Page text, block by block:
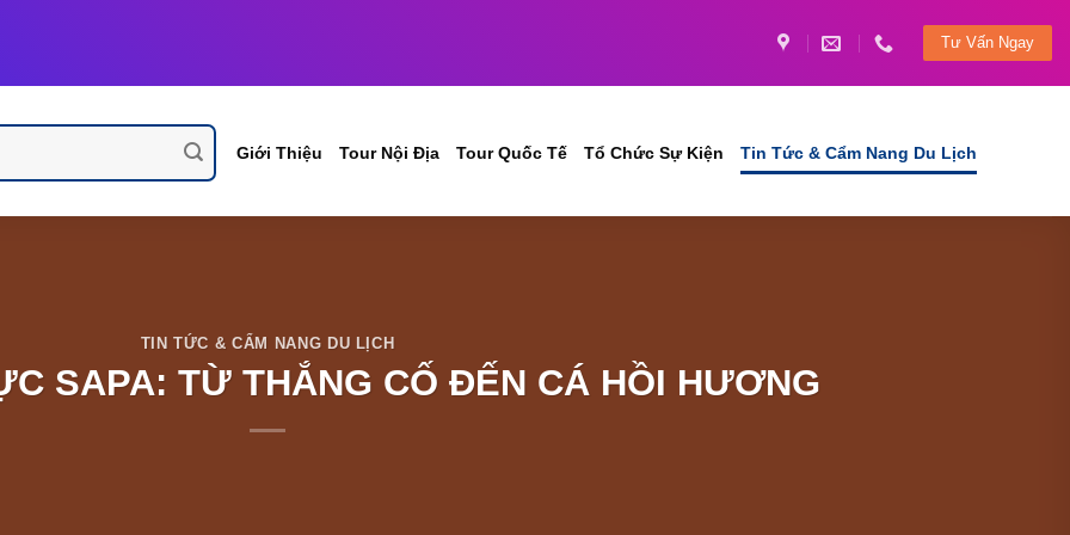
Tư Vấn Ngay
Giới Thiệu Tour Nội Địa Tour Quốc Tế Tổ Chức Sự Kiện Tin Tức & Cẩm Nang Du Lịch
TIN TỨC & CẨM NANG DU LỊCH
SAPA: TỪ THẮNG CỐ ĐẾN CÁ HỒI HƯƠNG